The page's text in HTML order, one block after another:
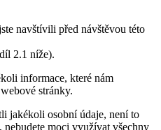
navštívili před návštěvou této
2.1 níže).
informace, které nám
stránky.
jakékoli osobní údaje, není to
moci využívat všechny